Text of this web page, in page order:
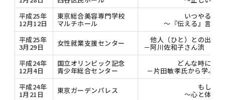
平成25年
12月12日
東京総合美容専門学校
マルチホール
いつやるか
～『伝える』言葉
平成25年
3月29日 女性就業支援センター 他人（ひと）との出会
－阿川佐和子さん流 人
平成24年
12月4日
国立オリンピック記念
青少年総合センター
どんな時にも
－片田敏孝氏から学ぶ『
平成24年
1月21日 東京ガーデンパレス もしも
～心と体と